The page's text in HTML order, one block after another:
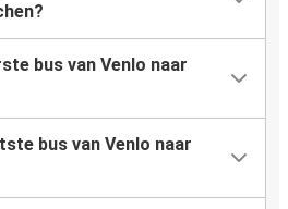
bus van Venlo naar
bus van Venlo naar